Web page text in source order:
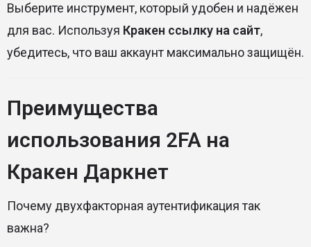
Выберите инструмент, который удобен и надёжен
для вас. Используя Кракен ссылку на сайт,
убедитесь, что ваш аккаунт максимально защищён.
Преимущества
использования 2FA на
Кракен Даркнет
Почему двухфакторная аутентификация так
важна?